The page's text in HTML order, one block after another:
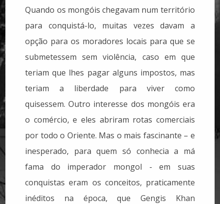
Quando os mongóis chegavam num território
para conquistá-lo, muitas vezes davam a
opção para os moradores locais para que se
submetessem sem violência, caso em que
teriam que lhes pagar alguns impostos, mas
teriam a liberdade para viver como
quisessem. Outro interesse dos mongóis era
o comércio, e eles abriram rotas comerciais
por todo o Oriente. Mas o mais fascinante – e
inesperado, para quem só conhecia a má
fama do imperador mongol - em suas
conquistas eram os conceitos, praticamente
inéditos na época, que Gengis Khan